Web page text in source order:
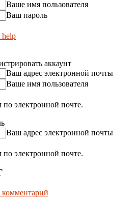
Ваше имя пользователя
Ваш пароль
help
аккаунт
Ваш адрес электронной почты
Ваше имя пользователя
электронной почте.
Ваш адрес электронной почты
электронной почте.
комментарий